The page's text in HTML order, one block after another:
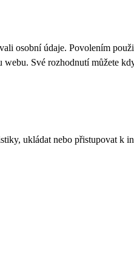
osobní údaje. Povolením
webu. Své rozhodnutí můžete
ukládat nebo přistupovat k